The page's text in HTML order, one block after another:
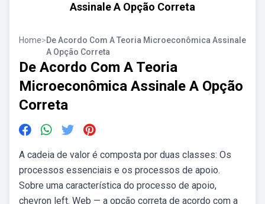
Assinale A Opção Correta
Home>De Acordo Com A Teoria Microeconômica Assinale
A Opção Correta
De Acordo Com A Teoria
Microeconômica Assinale A Opção
Correta
A cadeia de valor é composta por duas classes: Os
processos essenciais e os processos de apoio.
Sobre uma característica do processo de apoio,
chevron left. Web — a opção correta de acordo com a